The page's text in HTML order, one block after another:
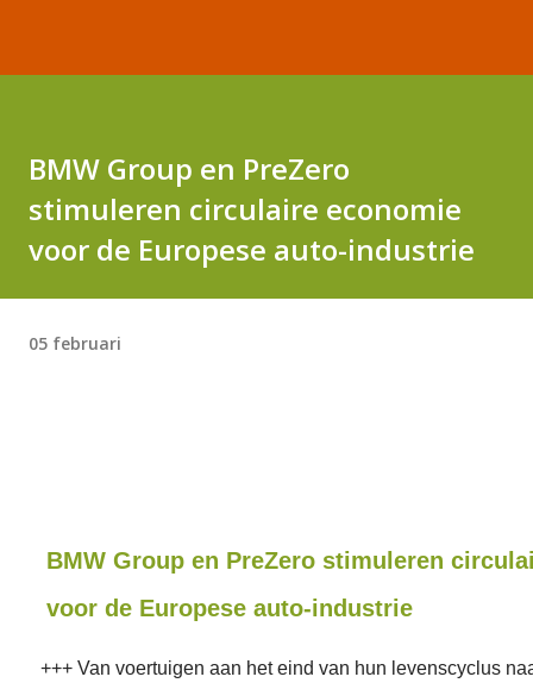
BMW Group en PreZero
stimuleren circulaire economie
voor de Europese auto-industrie
05 februari
BMW Group en PreZero stimuleren
voor de Europese auto-industrie
+++ Van voertuigen aan het eind van hun levenscyclus